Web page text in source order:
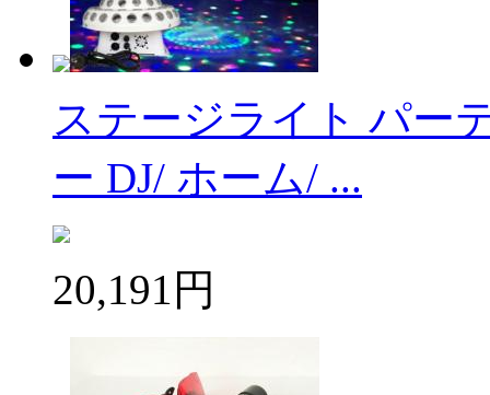
ステージライト パー
ー DJ/ ホーム/ ...
20,191円